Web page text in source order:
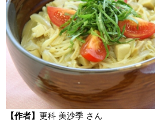
【作者】 更科 美沙季 さん